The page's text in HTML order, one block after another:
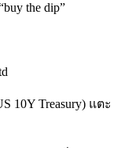
the dip”
10Y Treasury) แตะ